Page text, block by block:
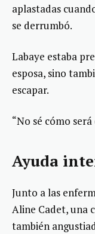
aplastadas
se derrumbó.
Labaye estaba
esposa, sino
escapar.
“No sé cómo
Ayuda
Junto a las
Aline Cadet, una
también